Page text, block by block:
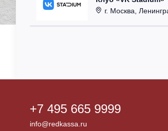
г. Москва,
+7 495 665 9999
info@redkassa.ru